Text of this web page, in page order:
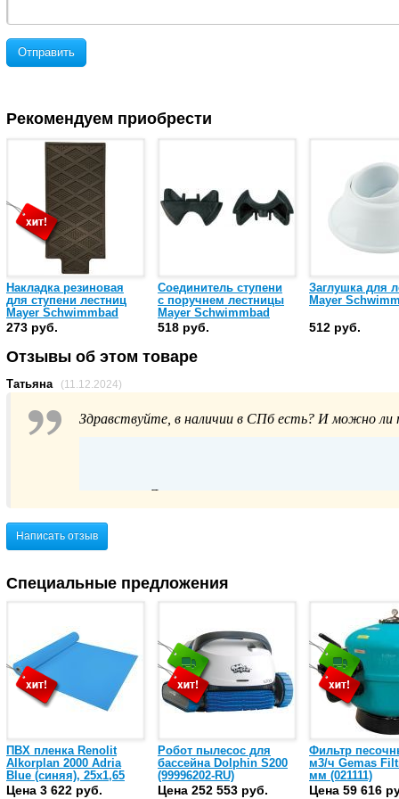
Отправить
Рекомендуем приобрести
Накладка резиновая
для ступени лестниц
Mayer Schwimmbad
273 руб.
Соединитель ступени
с поручнем лестницы
Mayer Schwimmbad
518 руб.
Заглушка для
Mayer
512 руб.
Отзывы об этом товаре
Татьяна (11.12.2024)
Здравствуйте, в наличии в СПб есть? И можно ли
Для уточнения актуального наличия
удобным способом: по
Написать отзыв
Специальные предложения
ПВХ пленка Renolit
Alkorplan 2000 Adria
Blue (синяя), 25х1,65
(35216203)
Цена 3 622 руб.
Робот пылесос для
бассейна Dolphin S200
(99996202-RU)
Цена 252 553 руб.
Фильтр
м3/ч Gemas
мм (021111)
Цена 59 616